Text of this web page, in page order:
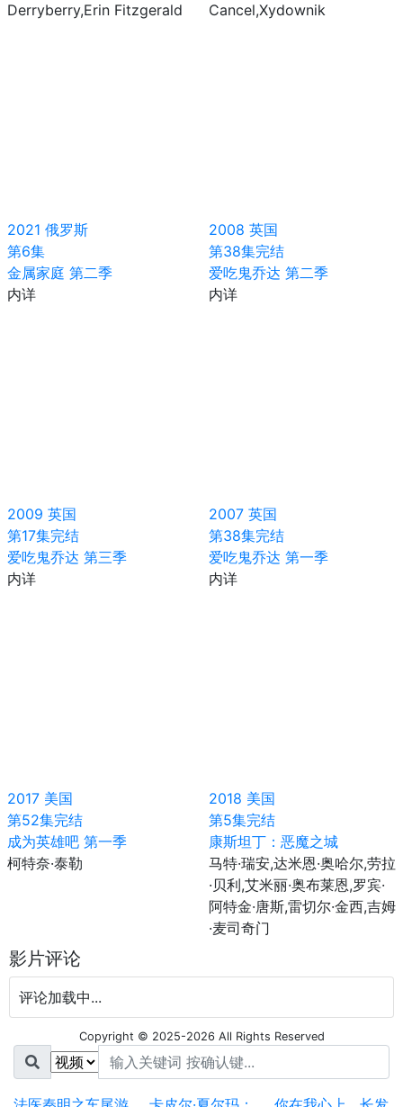
Derryberry,Erin Fitzgerald
Cancel,Xydownik
2021 俄罗斯
第6集
金属家庭 第二季
内详
2008 英国
第38集完结
爱吃鬼乔达 第二季
内详
2009 英国
第17集完结
爱吃鬼乔达 第三季
内详
2007 英国
第38集完结
爱吃鬼乔达 第一季
内详
2017 美国
第52集完结
成为英雄吧 第一季
柯特奈·泰勒
2018 美国
第5集完结
康斯坦丁：恶魔之城
马特·瑞安,达米恩·奥哈尔,劳拉
·贝利,艾米丽·奥布莱恩,罗宾·
阿特金·唐斯,雷切尔·金西,吉姆
·麦司奇门
影片评论
评论加载中...
Copyright © 2025-2026 All Rights Reserved